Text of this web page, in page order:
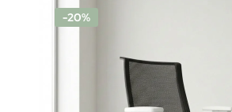
-20%